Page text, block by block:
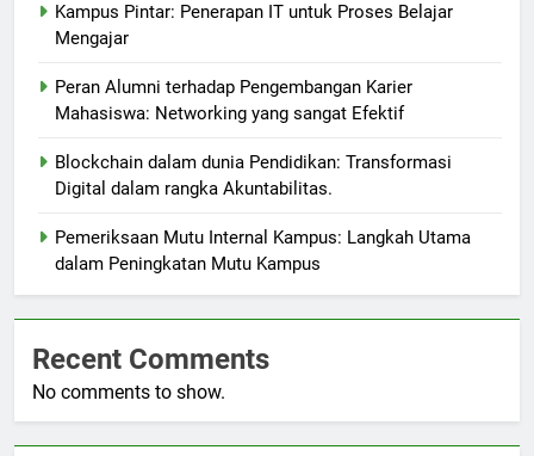
Kampus Pintar: Penerapan IT untuk Proses Belajar
Mengajar
Peran Alumni terhadap Pengembangan Karier
Mahasiswa: Networking yang sangat Efektif
Blockchain dalam dunia Pendidikan: Transformasi
Digital dalam rangka Akuntabilitas.
Pemeriksaan Mutu Internal Kampus: Langkah Utama
dalam Peningkatan Mutu Kampus
Recent Comments
No comments to show.